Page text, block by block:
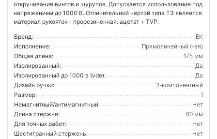
откручивания винтов и шурупов. Допускается использование под
напряжением до 1000 В. Отличительной чертой типа Т3 является
материал рукояток - прорезиненная: ацетат + TVP.
Бренд:
IEK
Исполнение:
Прямолинейный (-ая)
Общая длина:
175 мм
Изолированный:
Да
Изолированный до 1000 в (vde):
Да
Дизайн ручки:
2-компонентный
Размер:
1
Немагнитный/антимагнитный:
Нет
Длина стержня:
80 мм
Для точных работ:
Нет
Шестигранный стержень:
Нет